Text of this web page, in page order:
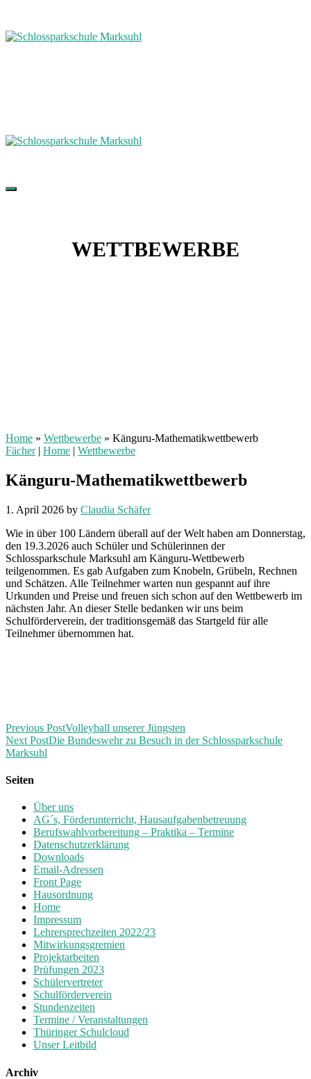
WETTBEWERBE
Home » Wettbewerbe » Känguru-Mathematikwettbewerb
Fächer| Home | Wettbewerbe
Känguru-Mathematikwettbewerb
1. April 2026 by Claudia Schäfer
Wie in über 100 Ländern überall auf der Welt haben am Donnerstag,
den 19.3.2026 auch Schüler und Schülerinnen der
Schlossparkschule Marksuhl am Känguru-Wettbewerb
teilgenommen. Es gab Aufgaben zum Knobeln, Grübeln, Rechnen
und Schätzen. Alle Teilnehmer warten nun gespannt auf ihre
Urkunden und Preise und freuen sich schon auf den Wettbewerb im
nächsten Jahr. An dieser Stelle bedanken wir uns beim
Schulförderverein, der traditionsgemäß das Startgeld für alle
Teilnehmer übernommen hat.
Previous PostVolleyball unserer Jüngsten
Next PostDie Bundeswehr zu Besuch in der Schlossparkschule
Marksuhl
Seiten
Über uns
AG´s, Förderunterricht, Hausaufgabenbetreuung
Berufswahlvorbereitung – Praktika – Termine
Datenschutzerklärung
Downloads
Email-Adressen
Front Page
Hausordnung
Home
Impressum
Lehrersprechzeiten 2022/23
Mitwirkungsgremien
Projektarbeiten
Prüfungen 2023
Schülervertreter
Schulförderverein
Stundenzeiten
Termine / Veranstaltungen
Thüringer Schulcloud
Unser Leitbild
Archiv